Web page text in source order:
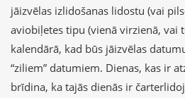
jāizvēlas izlidošanas lidostu (vai
aviobiļetes tipu (vienā virzienā, vai
kalendārā, kad būs jāizvēlas
“ziliem” datumiem. Dienas, kas ir
brīdina, ka tajās dienās ir